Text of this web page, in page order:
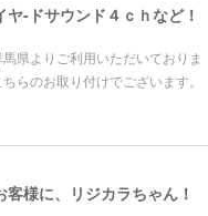
ヤ-ドサウンド４ｃｈなど！
県よりご利用いただいておりま
らのお取り付けでございます。
客様に、リジカラちゃん！